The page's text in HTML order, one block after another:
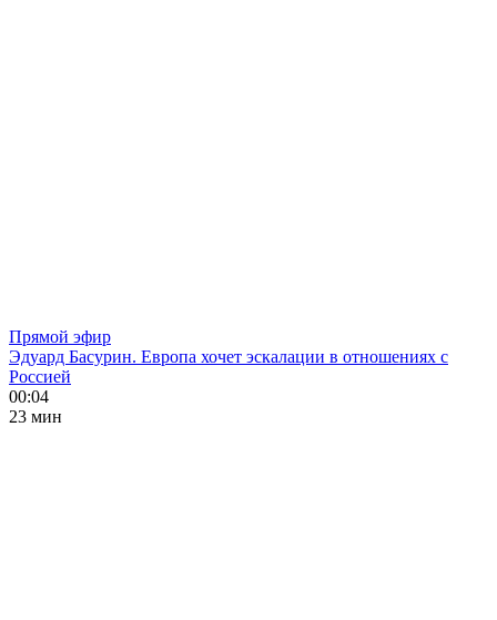
Прямой эфир
Эдуард Басурин. Европа хочет эскалации в отношениях с
Россией
00:04
23 мин